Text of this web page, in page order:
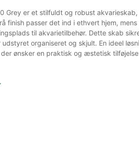
Grey er et stilfuldt og robust
finish passer det ind i ethvert hjem,
til akvarietilbehør. Dette skab
organiseret og skjult. En ideel
ønsker en praktisk og æstetisk